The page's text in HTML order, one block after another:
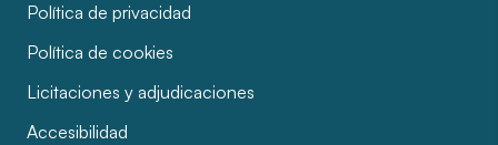
Política de privacidad
Política de cookies
Licitaciones y adjudicaciones
Accesibilidad